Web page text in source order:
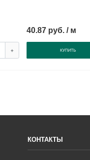
40.87 руб. / м
+ КУПИТЬ
КОНТАКТЫ